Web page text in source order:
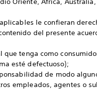
le confieran
del presente
tenga como
esté defectuoso);
de modo
empleados, agentes o